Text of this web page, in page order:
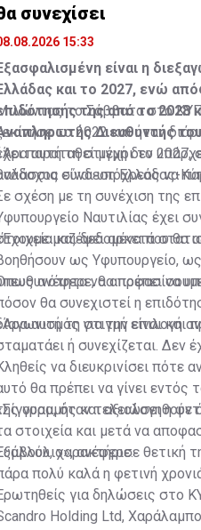
συνεχίσει
15:33
είναι η
και το 2027, ενώ
της από το 2028
Διευθυντής
το Σάββατο στο
το 2022 και ήταν
παραταθεί μέχρι το 2027,
είναι υπόχρεος να
αυτή τη στιγμή δεν
σύνδεση Ελλάδας-
σχέση με τη συνέχιση της
Ναυτιλίας έχει
και δεδομένα που θα
μαζέψει αρκετά
ως Υφυπουργείο,
να
ανέφερε, θα πρέπει να
θα συνεχιστεί η
για την επιλογή
αυτή τη στιγμή είναι και
ή συνεχίζεται. Δεν
να διευκρινίσει πότε
θα πρέπει να γίνει εντός
γραμμής και αξιολογηθούν
όταν τελειώσει η
στοιχεία και μετά να
ανέφερε.
χαρακτήρισε θετική
πολύ καλά η φετινή
για δηλώσεις στο
Holding Ltd,